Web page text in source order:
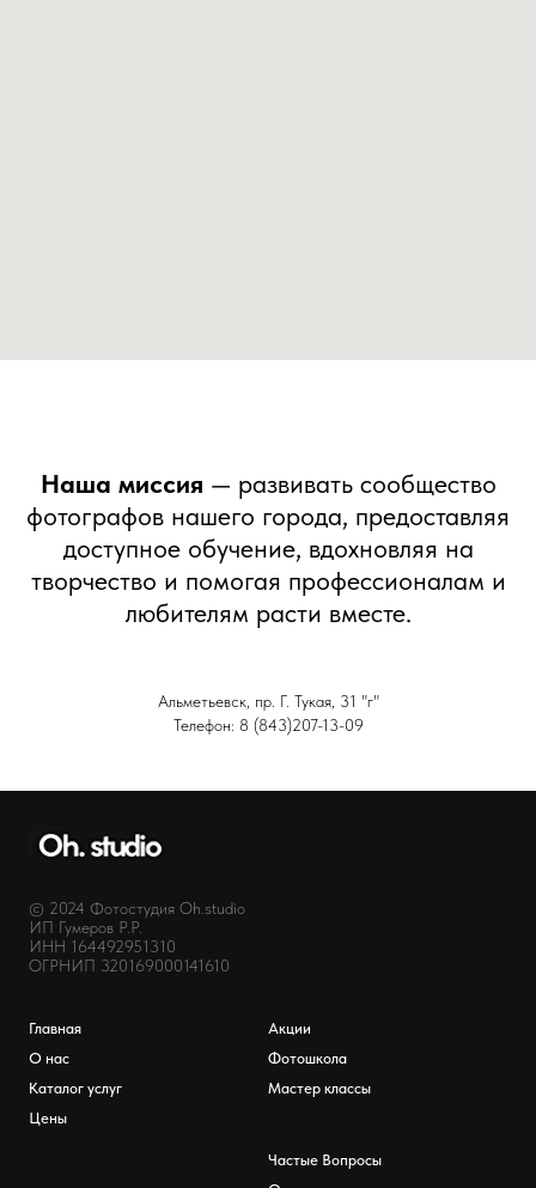
Наша миссия — развивать сообщество
фотографов нашего города, предоставляя
доступное обучение, вдохновляя на
творчество и помогая профессионалам и
любителям расти вместе.
Альметьевск, пр. Г. Тукая, 31 "г"
Телефон: 8 (843)207-13-09
© 2024 Фотостудия Oh.studio
ИП Гумеров Р.Р.
ИНН 164492951310
ОГРНИП 320169000141610
Главная
О нас
Каталог услуг
Цены
Акции
Фотошкола
Мастер классы
Частые Вопросы